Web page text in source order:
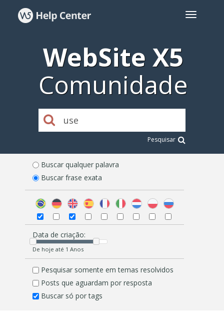
WebSite X5
Comunidade
Pesquisar
Buscar qualquer palavra
Buscar frase exata
Data de criação:
De hoje até 1 Anos
Pesquisar somente em temas resolvidos
Posts que aguardam por resposta
Buscar só por tags